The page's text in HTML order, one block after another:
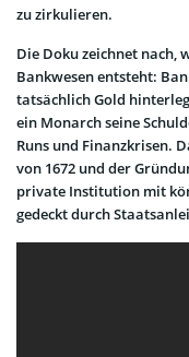
zu zirkulieren.
Die Doku zeichnet nach,
Bankwesen entsteht:
tatsächlich Gold
ein Monarch seine
Runs und Finanzkrisen.
von 1672 und der
private Institution mit
gedeckt durch